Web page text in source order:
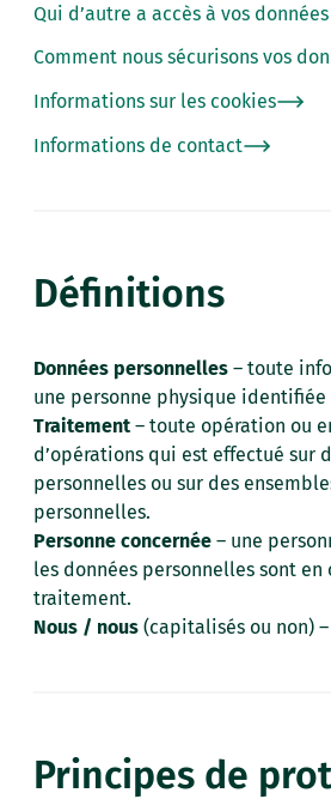
Qui d’autre a accès à vos
Comment nous sécurisons vos
Informations sur les cookies
Informations de contact
Définitions
Données personnelles – toute
une personne physique
Traitement – toute opération ou
d’opérations qui est effectué sur
personnelles ou sur des
personnelles.
Personne concernée – une
les données personnelles sont en
traitement.
Nous / nous (capitalisés ou non)
Principes de